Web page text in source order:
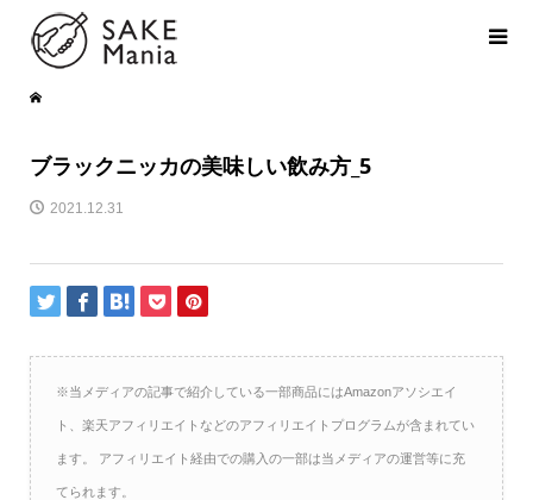
ブラックニッカの美味しい飲み方_5
2021.12.31
※当メディアの記事で紹介している一部商品にはAmazonアソシエイ
ト、楽天アフィリエイトなどのアフィリエイトプログラムが含まれてい
ます。 アフィリエイト経由での購入の一部は当メディアの運営等に充
てられます。